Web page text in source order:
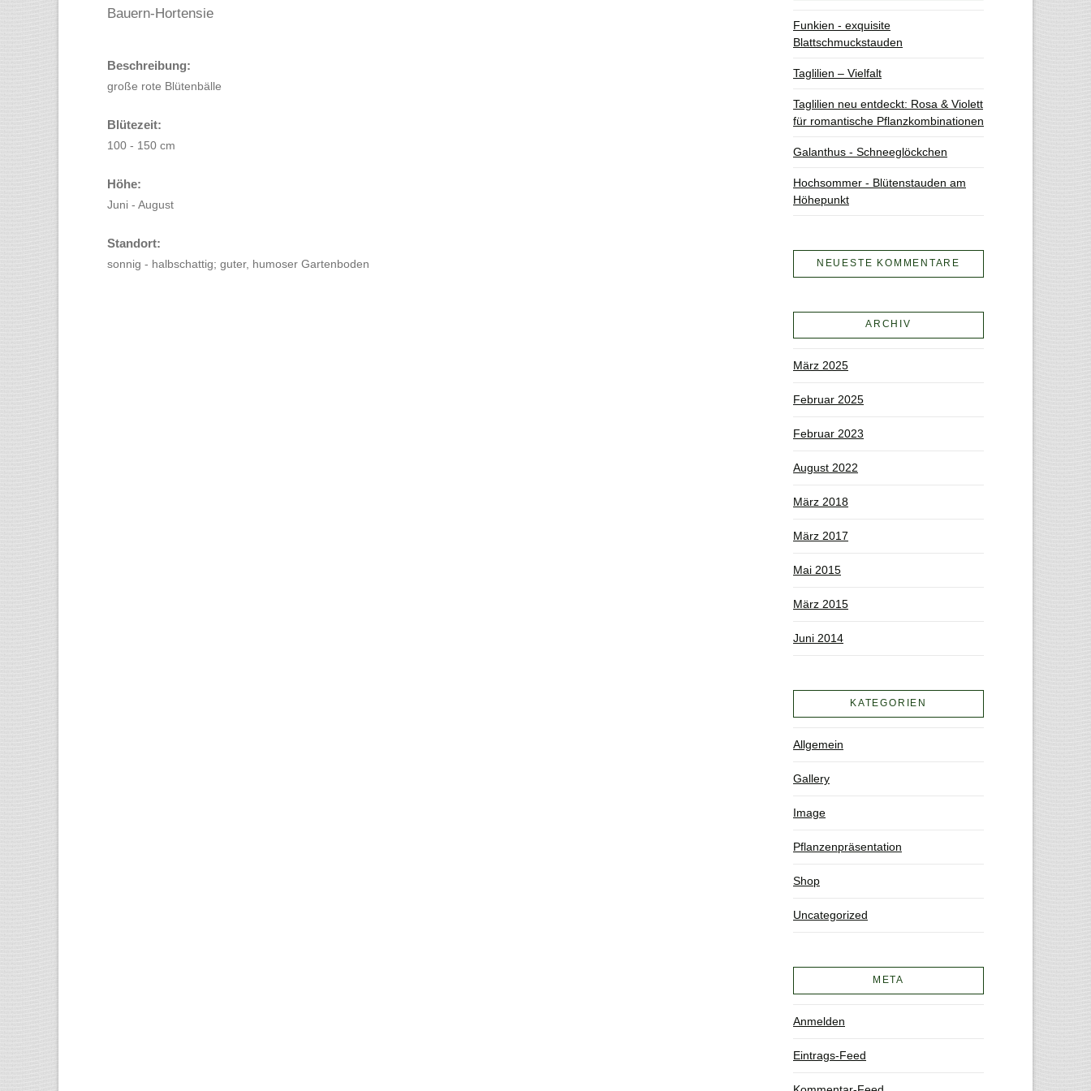
Bauern-Hortensie
Beschreibung:
große rote Blütenbälle
Blütezeit:
100 - 150 cm
Höhe:
Juni - August
Standort:
sonnig - halbschattig; guter, humoser Gartenboden
Funkien - exquisite
Blattschmuckstauden
Taglilien – Vielfalt
Taglilien neu entdeckt: Rosa & Violett
für romantische Pflanzkombinationen
Galanthus - Schneeglöckchen
Hochsommer - Blütenstauden am
Höhepunkt
NEUESTE KOMMENTARE
ARCHIV
März 2025
Februar 2025
Februar 2023
August 2022
März 2018
März 2017
Mai 2015
März 2015
Juni 2014
KATEGORIEN
Allgemein
Gallery
Image
Pflanzenpräsentation
Shop
Uncategorized
META
Anmelden
Eintrags-Feed